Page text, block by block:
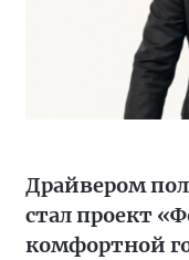
Драйвером
стал проект
комфортной